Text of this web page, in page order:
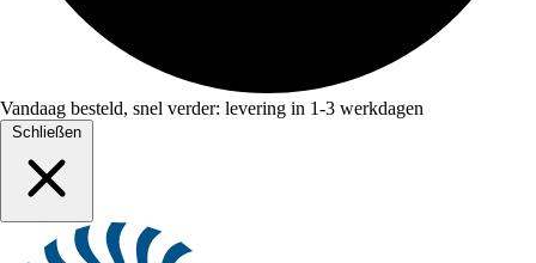
Vandaag besteld, snel verder: levering in 1-3 werkdagen
Schließen